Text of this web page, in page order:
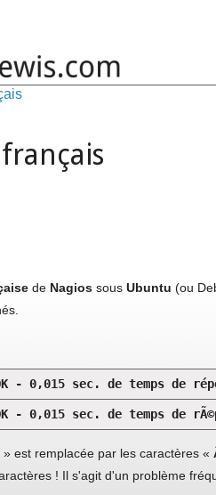
de Nagios sous Ubuntu (ou
- 0,015 sec. de temps de
- 0,015 sec. de temps de
» est remplacée par les caractères «
! Il s'agit d'un problème